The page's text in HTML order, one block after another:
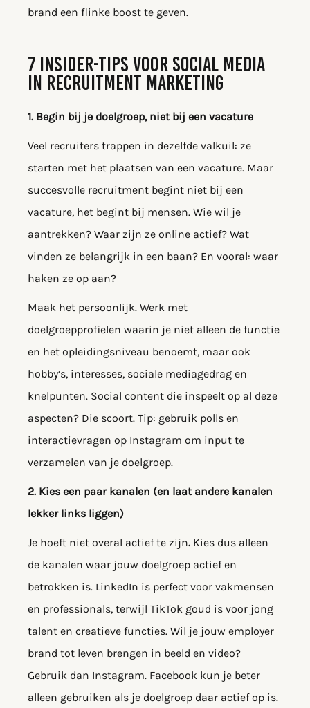
brand een flinke boost te geven.
7 INSIDER-TIPS VOOR SOCIAL MEDIA
IN RECRUITMENT MARKETING
1. Begin bij je doelgroep, niet bij een vacature
Veel recruiters trappen in dezelfde valkuil: ze
starten met het plaatsen van een vacature. Maar
succesvolle recruitment begint niet bij een
vacature, het begint bij mensen. Wie wil je
aantrekken? Waar zijn ze online actief? Wat
vinden ze belangrijk in een baan? En vooral: waar
haken ze op aan?
Maak het persoonlijk. Werk met
doelgroepprofielen waarin je niet alleen de functie
en het opleidingsniveau benoemt, maar ook
hobby’s, interesses, sociale mediagedrag en
knelpunten. Social content die inspeelt op al deze
aspecten? Die scoort. Tip: gebruik polls en
interactievragen op Instagram om input te
verzamelen van je doelgroep.
2. Kies een paar kanalen (en laat andere kanalen
lekker links liggen)
Je hoeft niet overal actief te zijn. Kies dus alleen
de kanalen waar jouw doelgroep actief en
betrokken is. LinkedIn is perfect voor vakmensen
en professionals, terwijl TikTok goud is voor jong
talent en creatieve functies. Wil je jouw employer
brand tot leven brengen in beeld en video?
Gebruik dan Instagram. Facebook kun je beter
alleen gebruiken als je doelgroep daar actief op is.